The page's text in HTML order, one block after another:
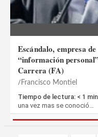
Escándalo, empresa
“información
Carrera (FA)
Francisco Montiel
Tiempo de lectura: < 1
una vez mas se conoció…